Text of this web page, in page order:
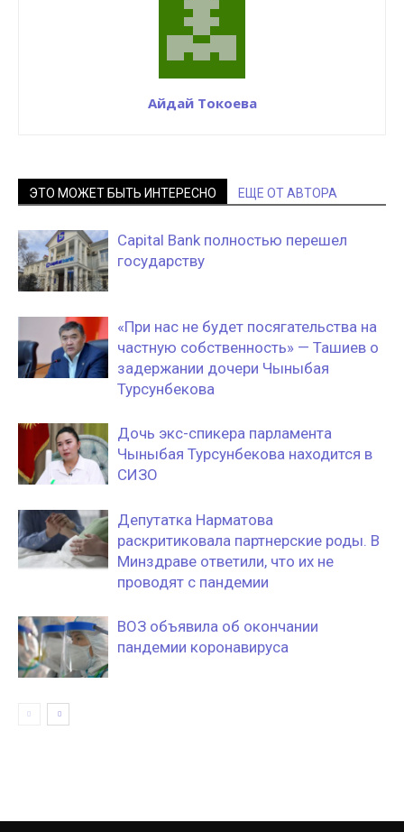
Айдай Токоева
ЭТО МОЖЕТ БЫТЬ ИНТЕРЕСНО ЕЩЕ ОТ АВТОРА
Capital Bank полностью перешел
государству
«При нас не будет посягательства на
частную собственность» — Ташиев о
задержании дочери Чыныбая
Турсунбекова
Дочь экс-спикера парламента
Чыныбая Турсунбекова находится в
СИЗО
Депутатка Нарматова
раскритиковала партнерские роды. В
Минздраве ответили, что их не
проводят с пандемии
ВОЗ объявила об окончании
пандемии коронавируса